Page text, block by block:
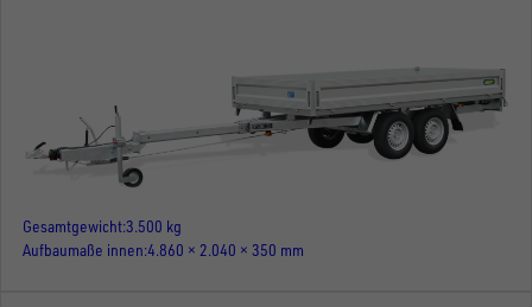
Gesamtgewicht3.500 kg
Aufbaumaße innen 4.860 × 2.040 × 350 mm